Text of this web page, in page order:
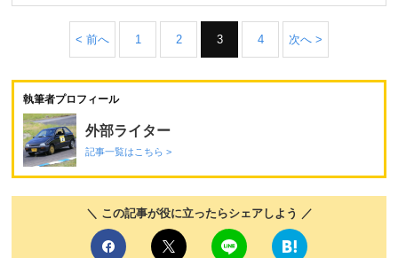
< 前へ 1 2 3 4 次へ >
執筆者プロフィール
外部ライター
記事一覧はこちら >
＼ この記事が役に立ったらシェアしよう ／